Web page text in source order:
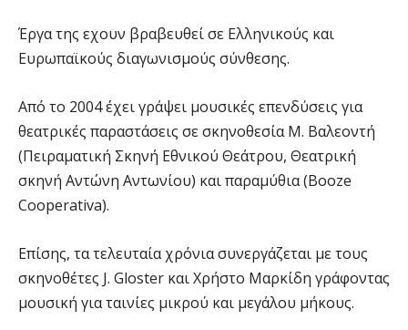
Έργα της εχουν βραβευθεί σε Ελληνικούς και
Ευρωπαϊκούς διαγωνισμούς σύνθεσης.
Από το 2004 έχει γράψει μουσικές επενδύσεις για
θεατρικές παραστάσεις σε σκηνοθεσία Μ. Βαλεοντή
(Πειραματική Σκηνή Εθνικού Θεάτρου, Θεατρική
σκηνή Αντώνη Αντωνίου) και παραμύθια (Booze
Cooperativa).
Επίσης, τα τελευταία χρόνια συνεργάζεται με τους
σκηνοθέτες J. Gloster και Χρήστο Μαρκίδη γράφοντας
μουσική για ταινίες μικρού και μεγάλου μήκους.